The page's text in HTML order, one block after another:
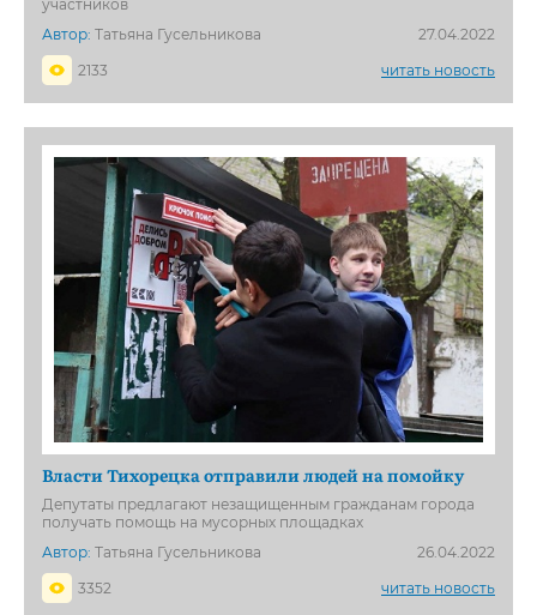
участников
Автор: Татьяна Гусельникова
27.04.2022
2133
читать новость
Власти Тихорецка отправили людей на помойку
Депутаты предлагают незащищенным гражданам города
получать помощь на мусорных площадках
Автор: Татьяна Гусельникова
26.04.2022
3352
читать новость